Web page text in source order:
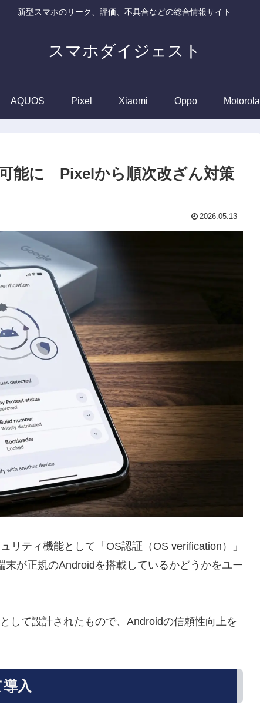
新型スマホのリーク、評価、不具合などの総合情報サイト
スマホダイジェスト
AQUOS Pixel Xiaomi Oppo Motorola
能に Pixelから順次改ざん対策
2026.05.13
リティ機能として「OS認証（OS verification）」
が正規のAndroidを搭載しているかどうかをユー
して設計されたもので、Androidの信頼性向上を
入